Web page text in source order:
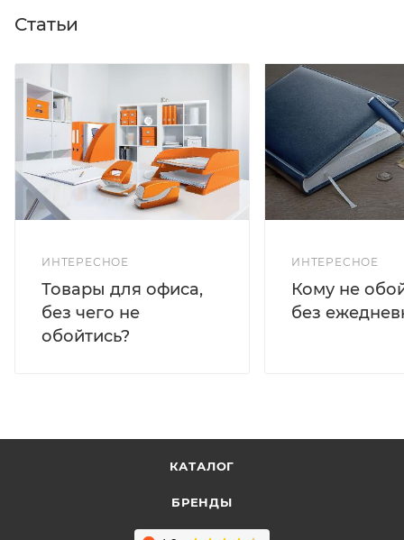
Статьи
ИНТЕРЕСНОЕ
Товары для офиса,
без чего не
обойтись?
ИНТЕРЕСНОЕ
Кому не
без
КАТАЛОГ
БРЕНДЫ